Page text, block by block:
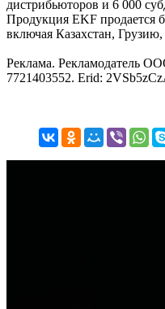
дистрибьюторов и 6 000
Продукция EKF продается
включая Казахстан,
Реклама.
7721403552. Erid: